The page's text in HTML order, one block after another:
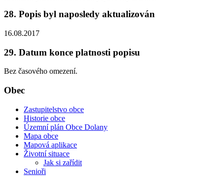
28. Popis byl naposledy aktualizován
16.08.2017
29. Datum konce platnosti popisu
Bez časového omezení.
Obec
Zastupitelstvo obce
Historie obce
Územní plán Obce Dolany
Mapa obce
Mapová aplikace
Životní situace
Jak si zařídit
Senioři